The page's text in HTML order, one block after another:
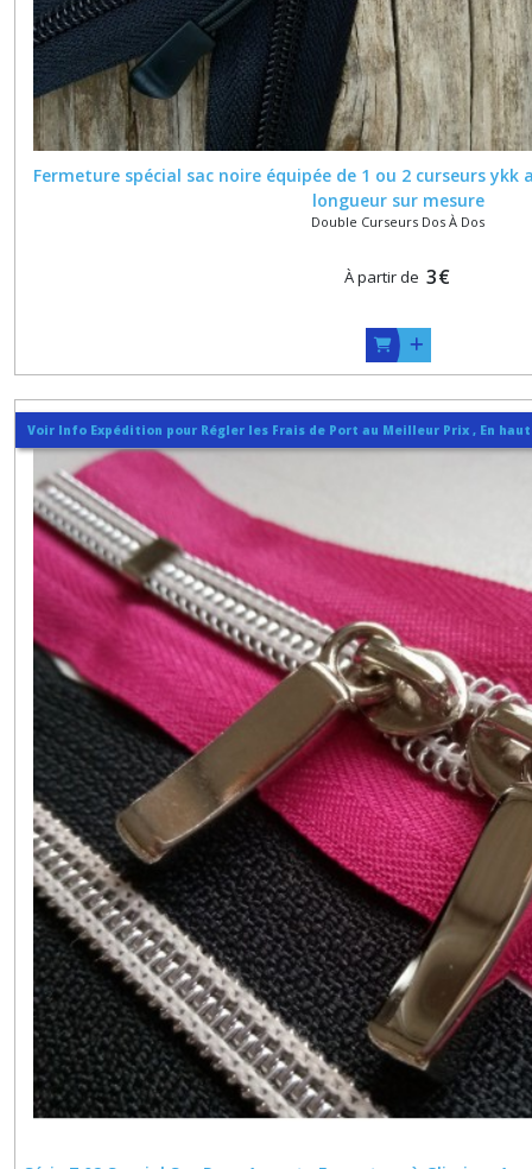
Fermeture spécial sac noire équipée de 1 ou 2 curseurs
longueur sur mesure
Double Curseurs Dos À Dos
À partir de 3€
Voir Info Expédition pour Régler les Frais de Port au Meilleur Prix , En